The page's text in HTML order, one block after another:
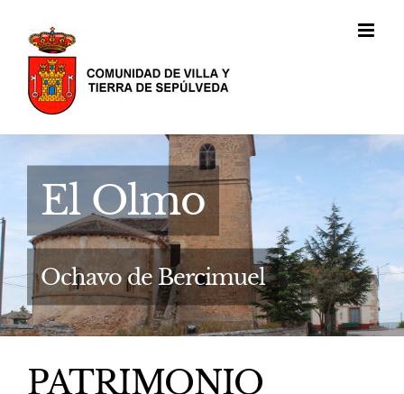
contenido
El Olmo
Ochavo de Bercimuel
PATRIMONIO